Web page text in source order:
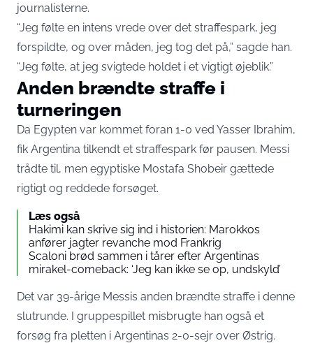
journalisterne.
“Jeg følte en intens vrede over det straffespark, jeg
forspildte, og over måden, jeg tog det på,” sagde han.
“Jeg følte, at jeg svigtede holdet i et vigtigt øjeblik.”
Anden brændte straffe i
turneringen
Da Egypten var kommet foran 1-0 ved Yasser Ibrahim,
fik Argentina tilkendt et straffespark før pausen. Messi
trådte til, men egyptiske Mostafa Shobeir gættede
rigtigt og reddede forsøget.
Læs også
Hakimi kan skrive sig ind i historien: Marokkos
anfører jagter revanche mod Frankrig
Scaloni brød sammen i tårer efter Argentinas
mirakel-comeback: ‘Jeg kan ikke se op, undskyld’
Det var 39-årige Messis anden brændte straffe i denne
slutrunde. I gruppespillet misbrugte han også et
forsøg fra pletten i Argentinas 2-0-sejr over Østrig.